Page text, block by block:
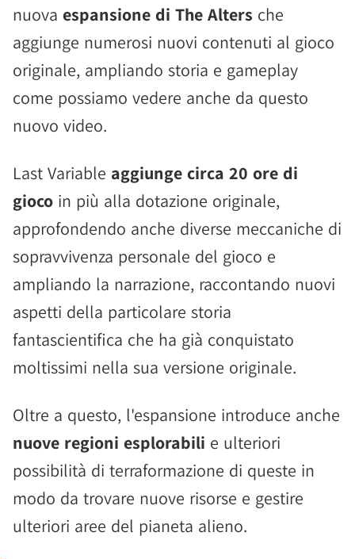
nuova espansione di The Alters che
aggiunge numerosi nuovi contenuti al gioco
originale, ampliando storia e gameplay
come possiamo vedere anche da questo
nuovo video.
Last Variable aggiunge circa 20 ore di
gioco in più alla dotazione originale,
approfondendo anche diverse meccaniche di
sopravvivenza personale del gioco e
ampliando la narrazione, raccontando nuovi
aspetti della particolare storia
fantascientifica che ha già conquistato
moltissimi nella sua versione originale.
Oltre a questo, l'espansione introduce anche
nuove regioni esplorabili e ulteriori
possibilità di terraformazione di queste in
modo da trovare nuove risorse e gestire
ulteriori aree del pianeta alieno.